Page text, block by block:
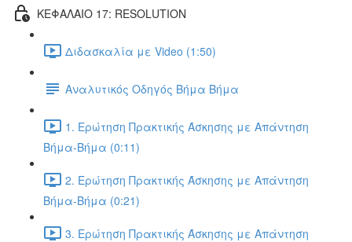
ΚΕΦΑΛΑΙΟ 17: RESOLUTION
Διδασκαλία με Video (1:50)
Αναλυτικός Οδηγός Βήμα Βήμα
1. Ερώτηση Πρακτικής Άσκησης με Απάντηση
Βήμα-Βήμα (0:11)
2. Ερώτηση Πρακτικής Άσκησης με Απάντηση
Βήμα-Βήμα (0:21)
3. Ερώτηση Πρακτικής Άσκησης με Απάντηση